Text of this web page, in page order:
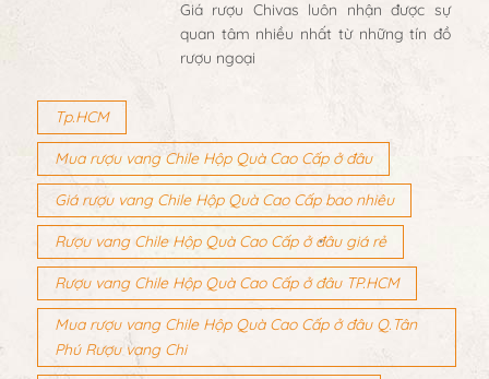
Giá rượu Chivas luôn nhận được sự
quan tâm nhiều nhất từ những tín đồ
rượu ngoại
Tp.HCM
Mua rượu vang Chile Hộp Quà Cao Cấp ở đâu
Giá rượu vang Chile Hộp Quà Cao Cấp bao nhiêu
Rượu vang Chile Hộp Quà Cao Cấp ở đâu giá rẻ
Rượu vang Chile Hộp Quà Cao Cấp ở đâu TP.HCM
Mua rượu vang Chile Hộp Quà Cao Cấp ở đâu Q.Tân
Phú Rượu vang Chi